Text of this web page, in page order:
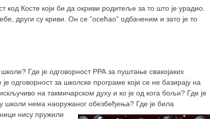
код Косте који би да окриви родитеље за то што је урадио.
други су криви. Он се ”осећао” одбаченим и зато је то
Где је одговорност РРА за пуштање свакојаких
одговорност за школске програме који се не базирају на
на такмичарском духу и ко је од кога бољи? Где је
школи нема наоружаног обезбеђења? Где је била
нису пружили